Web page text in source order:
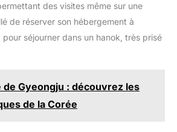
des visites même sur une
de réserver son hébergement à
pour séjourner dans un hanok, très prisé
de Gyeongju : découvrez les
de la Corée